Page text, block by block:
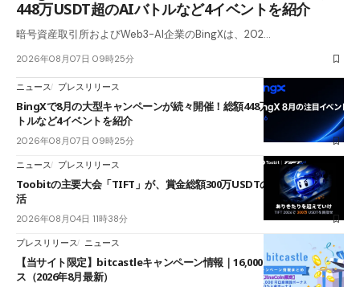
448万USDT超のAIバトルなど4イベントを紹介
暗号資産取引所およびWeb3-AI企業のBingXは、202…
2026年08月07日 09時25分
ニュース プレスリリース
BingXで8月の大型キャンペーンが続々開催！総額448万USDT超のAIバ
トルなど4イベントを紹介
2026年08月07日 09時25分
ニュース プレスリリース
Toobitの主要大会「TIFT」が、賞金総額300万USDTのレースとして復
活
2026年08月04日 11時38分
プレスリリース ニュース
【当サイト限定】bitcastleキャンペーン情報｜16,000円口座開設ボーナ
ス（2026年8月最新）